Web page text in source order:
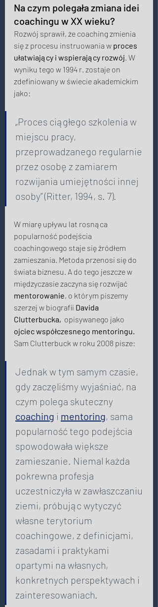
Na czym polegała zmiana idei
coachingu w XX wieku?
Rozwój sprawił, że coaching zmienia
się z procesu instruowania w proces
ułatwiający i wspierający rozwój. W
wyniku tego w 1994 r. zostaje on
zdefiniowany w świecie akademickim
jako:
„Proces ciągłego szkolenia w
miejscu pracy,
przeprowadzanego regularnie
przez osobę z zamiarem
rozwijania umiejętności innej
osoby” (Ritter, 1994, s. 7).
W miarę upływu lat rosnąca
popularność podejścia
coachingowego staje się źródłem
zamieszania. Metoda przenosi się do
świata biznesu. A do tego jeszcze w
międzyczasie zaczyna się rozwijać
mentorowanie, o którym piszemy
szerzej w biografii Davida
Clutterbucka,
  opisywanego jako
ojciecwspółczesnego mentoringu.
Sam Clutterbuck w roku 2008 pisze:
Jednak w tym samym czasie,
gdy zaczęliśmy wyjaśniać, na
czym polega skuteczny
coaching i mentoring, sama
popularność tego podejścia
spowodowała większe
zamieszanie. Niemal każda
pokrewna profesja
uczestniczyła w zawłaszczaniu
ziemi, próbując wytyczyć
własne terytorium
coachingowe, z definicjami,
zasadami i praktykami
opartymi na własnych,
konkretnych perspektywach i
zainteresowaniach.